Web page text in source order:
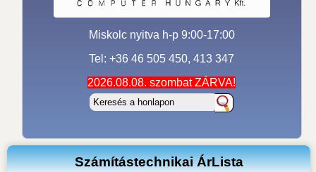
Miskolc nyitva h-p 9:00-17:00
Tel: +36 46 505 450, 413 347
2026.08.08. szombat ZÁRVA!
Számítástechnikai ÁrLista